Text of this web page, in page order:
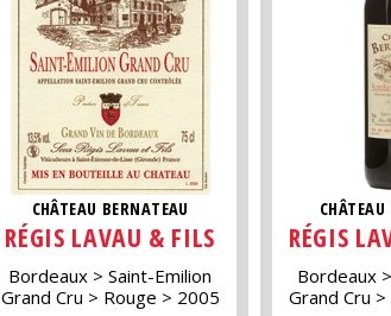
CHÂTEAU BERNATEAU
RÉGIS LAVAU & FILS
Bordeaux
Saint-Emilion
Grand Cru
Rouge 2005
RÉGIS
Bordeaux
Grand Cru